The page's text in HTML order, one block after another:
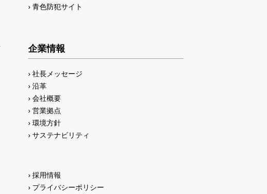
青色防犯サイト
企業情報
社長メッセージ
沿革
会社概要
営業拠点
環境方針
サステナビリティ
採用情報
プライバシーポリシー